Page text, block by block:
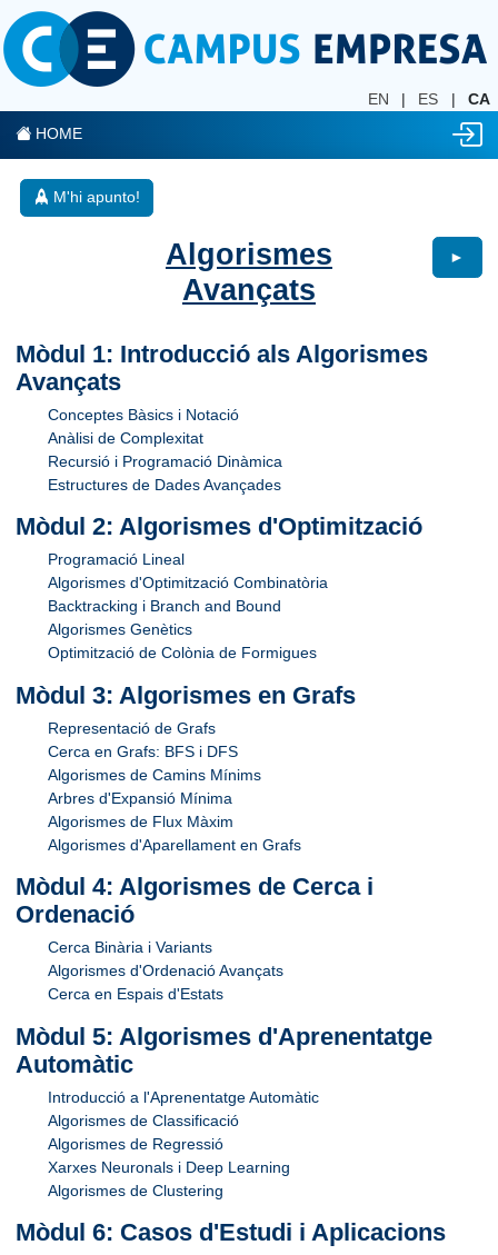
EN | ES |
CA
HOME
M'hi apunto!
Algorismes
Avançats
►
Mòdul 1: Introducció als Algorismes
Avançats
Conceptes Bàsics i Notació
Anàlisi de Complexitat
Recursió i Programació Dinàmica
Estructures de Dades Avançades
Mòdul 2: Algorismes d'Optimització
Programació Lineal
Algorismes d'Optimització Combinatòria
Backtracking i Branch and Bound
Algorismes Genètics
Optimització de Colònia de Formigues
Mòdul 3: Algorismes en Grafs
Representació de Grafs
Cerca en Grafs: BFS i DFS
Algorismes de Camins Mínims
Arbres d'Expansió Mínima
Algorismes de Flux Màxim
Algorismes d'Aparellament en Grafs
Mòdul 4: Algorismes de Cerca i
Ordenació
Cerca Binària i Variants
Algorismes d'Ordenació Avançats
Cerca en Espais d'Estats
Mòdul 5: Algorismes d'Aprenentatge
Automàtic
Introducció a l'Aprenentatge Automàtic
Algorismes de Classificació
Algorismes de Regressió
Xarxes Neuronals i Deep Learning
Algorismes de Clustering
Mòdul 6: Casos d'Estudi i Aplicacions